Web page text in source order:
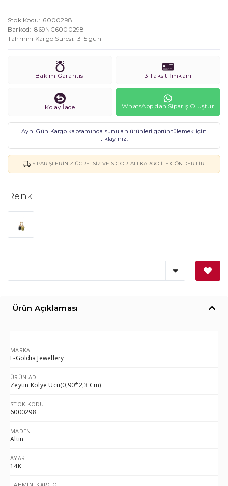
Stok Kodu
6000298
Barkod
869NC6000298
Tahmini Kargo Süresi
3-5 gün
Bakım Garantisi 3 Taksit İmkanı
Kolay İade WhatsApp'dan Sipariş Oluştur
Aynı Gün Kargo kapsamında sunulan ürünleri görüntülemek için
tıklayınız.
SIPARIŞLERINIZ ÜCRETSIZ VE SIGORTALI KARGO ILE GÖNDERILIR.
Renk
Ürün Açıklaması
MARKA
E-Goldia Jewellery
ÜRÜN ADI
Zeytin Kolye Ucu(0,90*2,3 Cm)
STOK KODU
6000298
MADEN
Altın
AYAR
14K